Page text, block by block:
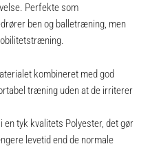
Perfekte som
ben og balletræning, men
kombineret med god
træning uden at de irriterer
en tyk kvalitets Polyester, det gør
levetid end de normale